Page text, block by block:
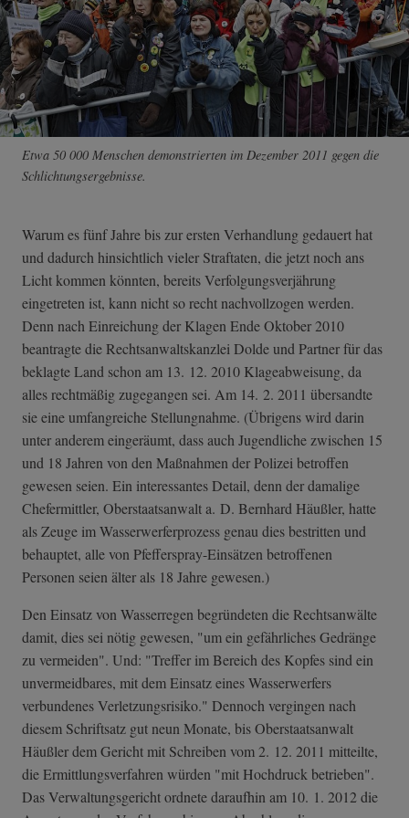
Etwa 50 000 Menschen demonstrierten im Dezember 2011 gegen die
Schlichtungsergebnisse.
Warum es fünf Jahre bis zur ersten Verhandlung gedauert hat
und dadurch hinsichtlich vieler Straftaten, die jetzt noch ans
Licht kommen könnten, bereits Verfolgungsverjährung
eingetreten ist, kann nicht so recht nachvollzogen werden.
Denn nach Einreichung der Klagen Ende Oktober 2010
beantragte die Rechtsanwaltskanzlei Dolde und Partner für das
beklagte Land schon am 13. 12. 2010 Klageabweisung, da
alles rechtmäßig zugegangen sei. Am 14. 2. 2011 übersandte
sie eine umfangreiche Stellungnahme. (Übrigens wird darin
unter anderem eingeräumt, dass auch Jugendliche zwischen 15
und 18 Jahren von den Maßnahmen der Polizei betroffen
gewesen seien. Ein interessantes Detail, denn der damalige
Chefermittler, Oberstaatsanwalt a. D. Bernhard Häußler, hatte
als Zeuge im Wasserwerferprozess genau dies bestritten und
behauptet, alle von Pfefferspray-Einsätzen betroffenen
Personen seien älter als 18 Jahre gewesen.)
Den Einsatz von Wasserregen begründeten die Rechtsanwälte
damit, dies sei nötig gewesen, "um ein gefährliches Gedränge
zu vermeiden". Und: "Treffer im Bereich des Kopfes sind ein
unvermeidbares, mit dem Einsatz eines Wasserwerfers
verbundenes Verletzungsrisiko." Dennoch vergingen nach
diesem Schriftsatz gut neun Monate, bis Oberstaatsanwalt
Häußler dem Gericht mit Schreiben vom 2. 12. 2011 mitteilte,
die Ermittlungsverfahren würden "mit Hochdruck betrieben".
Das Verwaltungsgericht ordnete daraufhin am 10. 1. 2012 die